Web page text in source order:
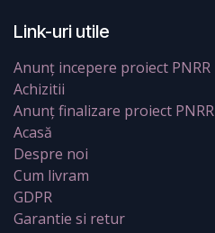
Link-uri utile
Anunț incepere proiect PNRR
Achizitii
Anunț finalizare proiect PNRR
Acasă
Despre noi
Cum livram
GDPR
Garantie si retur